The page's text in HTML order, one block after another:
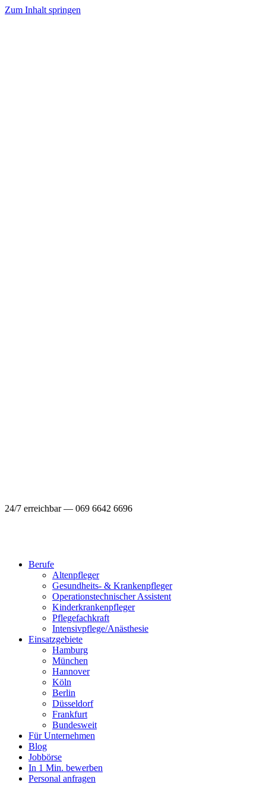
Zum Inhalt springen
24/7 erreichbar — 069 6642 6696
Berufe
Altenpfleger
Gesundheits- & Krankenpfleger
Operationstechnischer Assistent
Kinderkrankenpfleger
Pflegefachkraft
Intensivpflege/Anästhesie
Einsatzgebiete
Hamburg
München
Hannover
Köln
Berlin
Düsseldorf
Frankfurt
Bundesweit
Für Unternehmen
Blog
Jobbörse
In 1 Min. bewerben
Personal anfragen